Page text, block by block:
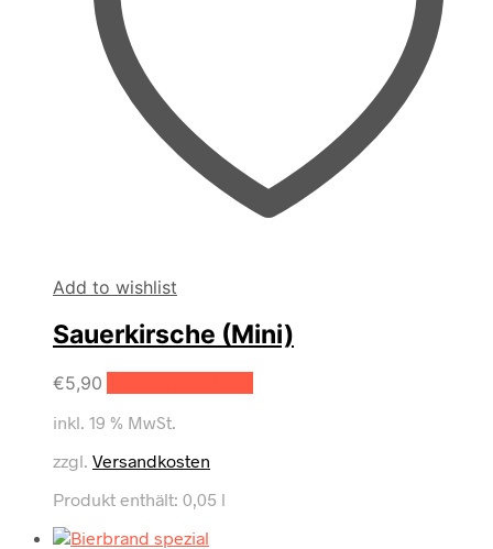
Add to wishlist
Sauerkirsche (Mini)
€5,90
inkl. 19 % MwSt.
zzgl. Versandkosten
Produkt enthält: 0,05 l